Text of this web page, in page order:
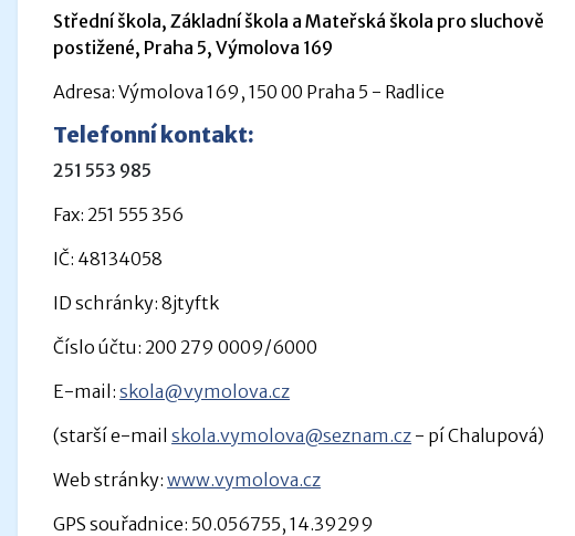
Střední škola, Základní škola a Mateřská škola pro sluchově
postižené, Praha 5, Výmolova 169
Adresa: Výmolova 169, 150 00 Praha 5 - Radlice
Telefonní kontakt:
251 553 985
Fax: 251 555 356
IČ: 48134058
ID schránky: 8jtyftk
Číslo účtu: 200 279 0009/6000
E-mail:skola@vymolova.cz
(starší e-mailskola.vymolova@seznam.cz - pí Chalupová)
Web stránky:www.vymolova.cz
GPS souřadnice: 50.056755, 14.39299